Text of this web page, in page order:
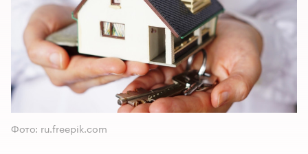
Фото: ru.freepik.com